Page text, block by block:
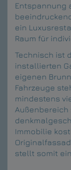
Entspannung
ein
Raum für
Technisch ist
installierten
eigenen
Fahrzeuge
mindestens
Außenbereich
Immobilie
stellt somit